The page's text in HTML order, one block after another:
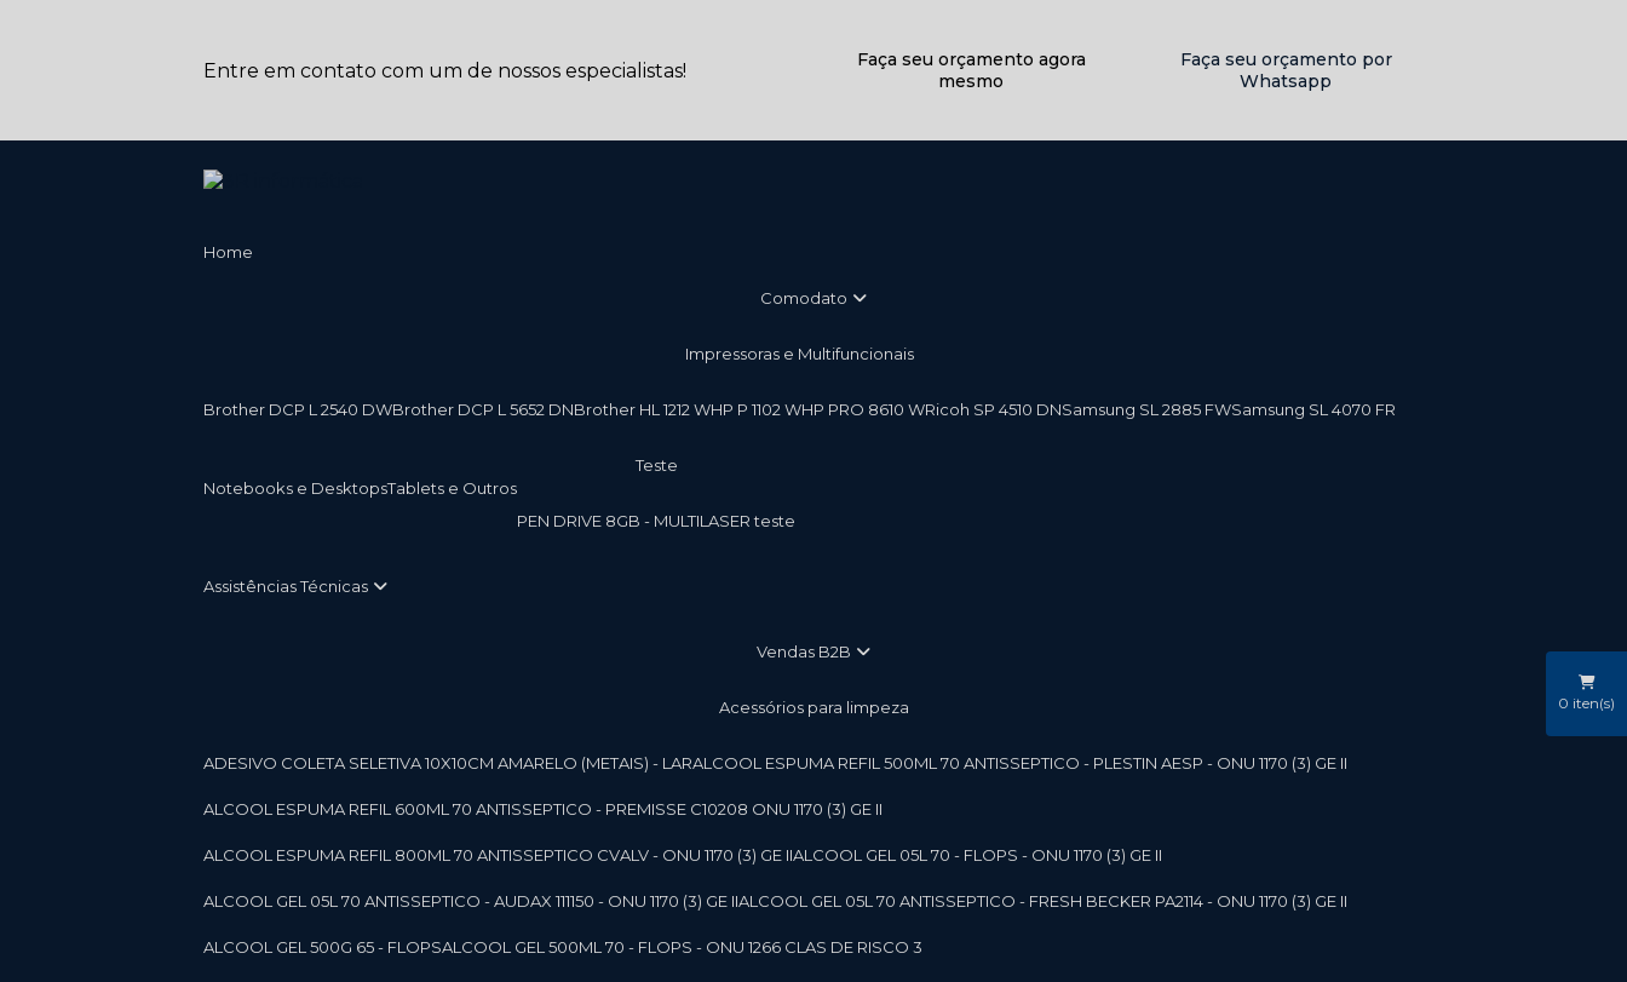
Entre em contato com um de nossos especialistas!
Faça seu orçamento agora
mesmo
Faça seu orçamento por
Whatsapp
Home
Comodato
Impressoras e Multifuncionais
Brother DCP L 2540 DW Brother DCP L 5652 DN Brother HL 1212 W HP P 1102 W HP PRO 8610 W Ricoh SP 4510 DN Samsung SL 2885 FW Samsung SL 4070 FR
Notebooks e Desktops Tablets e Outros
teste
PEN DRIVE 8GB - MULTILASER teste
Assistências Técnicas
vendas B2B
Acessórios para limpeza
ADESIVO COLETA SELETIVA 10X10CM AMARELO (METAIS) - LAR ALCOOL ESPUMA REFIL 500ML 70 ANTISSEPTICO - PLESTIN AESP - ONU 1170 (3) GE II
ALCOOL ESPUMA REFIL 600ML 70 ANTISSEPTICO - PREMISSE C10208 ONU 1170 (3) GE II
ALCOOL ESPUMA REFIL 800ML 70 ANTISSEPTICO CVALV - ONU 1170 (3) GE II ALCOOL GEL 05L 70 - FLOPS - ONU 1170 (3) GE II
ALCOOL GEL 05L 70 ANTISSEPTICO - AUDAX 111150 - ONU 1170 (3) GE II ALCOOL GEL 05L 70 ANTISSEPTICO - FRESH BECKER PA2114 - ONU 1170 (3) GE II
ALCOOL GEL 500G 65 - FLOPS ALCOOL GEL 500ML 70 - FLOPS - ONU 1266 CLAS DE RISCO 3
0 iten(s)